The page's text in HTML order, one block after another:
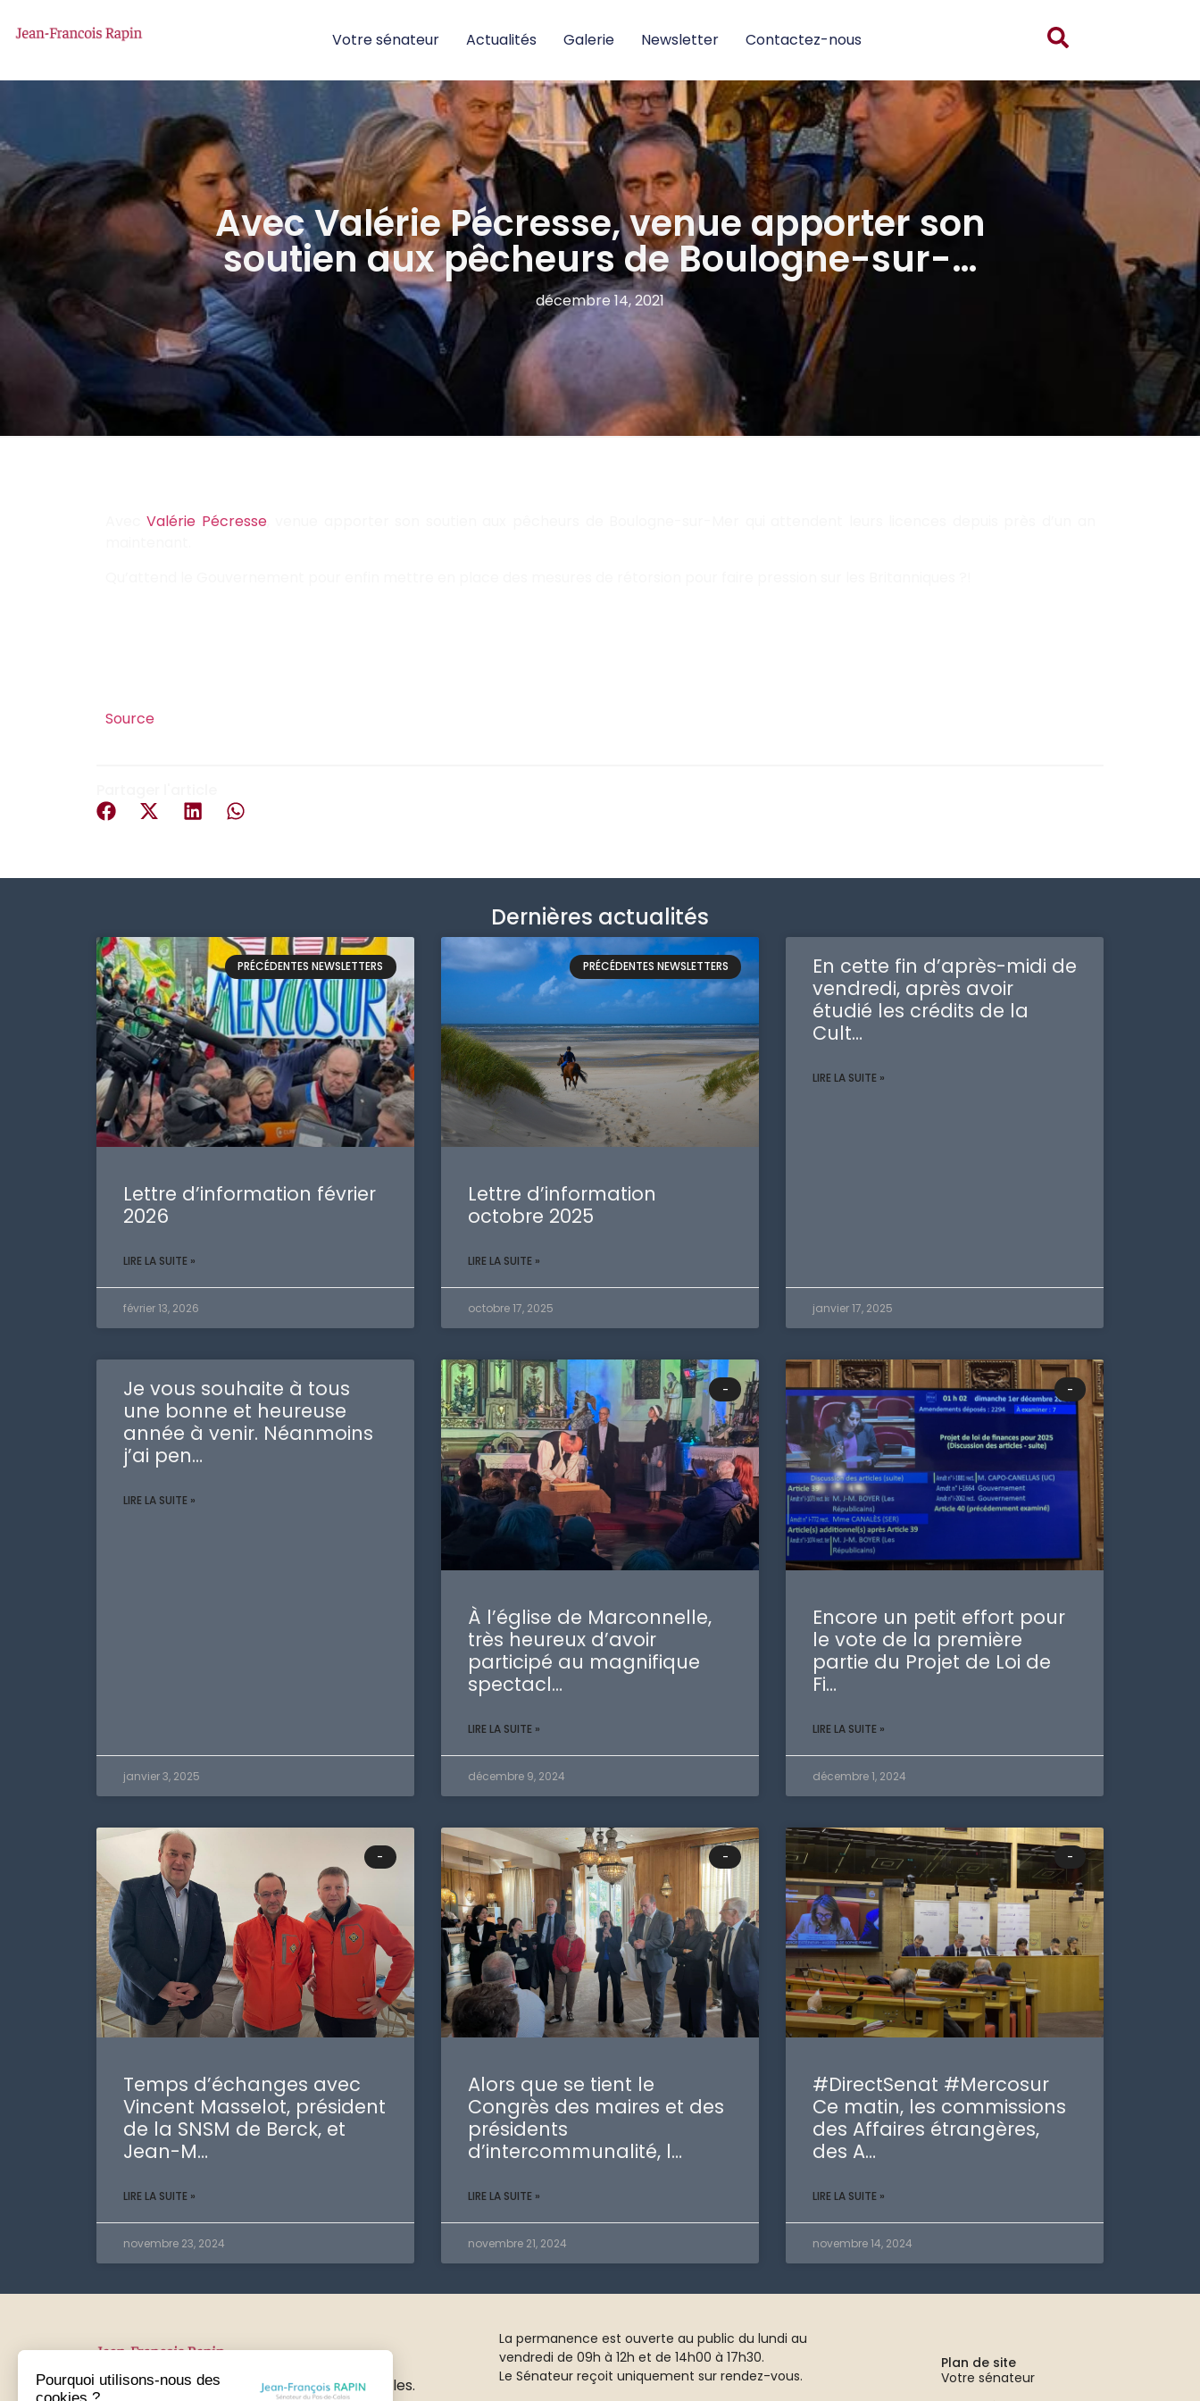
Pourquoi utilisons-nous des
cookies ?
Votre sénateur Actualités Galerie Newsletter Contactez-nous
Avec Valérie Pécresse, venue apporter son
soutien aux pêcheurs de Boulogne-sur-…
décembre 14, 2021
AvecValérie Pécresse, venue apporter son soutien aux pêcheurs de Boulogne-sur-Mer qui attendent leurs licences depuis près d’un an
Source
Dernières actualités
PRÉCÉDENTES NEWSLETTERS
Lettre d’information février
2026
LIRE LA SUITE »
février 13, 2026
PRÉCÉDENTES NEWSLETTERS
Lettre d’information
octobre 2025
LIRE LA SUITE »
octobre 17, 2025
En cette fin d’après-midi de
vendredi, après avoir
étudié les crédits de la
Cult…
LIRE LA SUITE »
janvier 17, 2025
Je vous souhaite à tous
une bonne et heureuse
année à venir. Néanmoins
j’ai pen…
LIRE LA SUITE »
janvier 3, 2025
-
À l’église de Marconnelle,
très heureux d’avoir
participé au magnifique
spectacl…
LIRE LA SUITE »
décembre 9, 2024
-
Encore un petit effort pour
le vote de la première
partie du Projet de Loi de
Fi…
LIRE LA SUITE »
décembre 1, 2024
-
Temps d’échanges avec
Vincent Masselot, président
de la SNSM de Berck, et
Jean-M…
LIRE LA SUITE »
novembre 23, 2024
-
Alors que se tient le
Congrès des maires et des
présidents
d’intercommunalité, l…
LIRE LA SUITE »
novembre 21, 2024
-
#DirectSenat #Mercosur
Ce matin, les commissions
des Affaires étrangères,
des A…
LIRE LA SUITE »
novembre 14, 2024
Recevez directement les dernières nouvelles.
La permanence est ouverte au public du lundi au
vendredi de 09h à 12h et de 14h00 à 17h30.
Le Sénateur reçoit uniquement sur rendez-vous.
Plan de site
Votre sénateur